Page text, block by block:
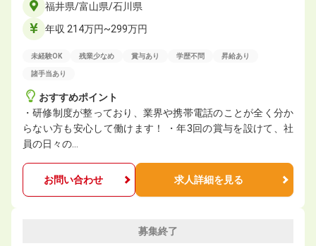
福井県/富山県/石川県
年収 214万円~299万円
未経験OK 残業少なめ 賞与あり 学歴不問 昇給あり
諸手当あり
おすすめポイント
・研修制度が整っており、業界や携帯電話のことが全く分か
らない方も安心して働けます！ ・年3回の賞与を設けて、社
員の日々の…
お問い合わせ 求人詳細を見る
募集終了